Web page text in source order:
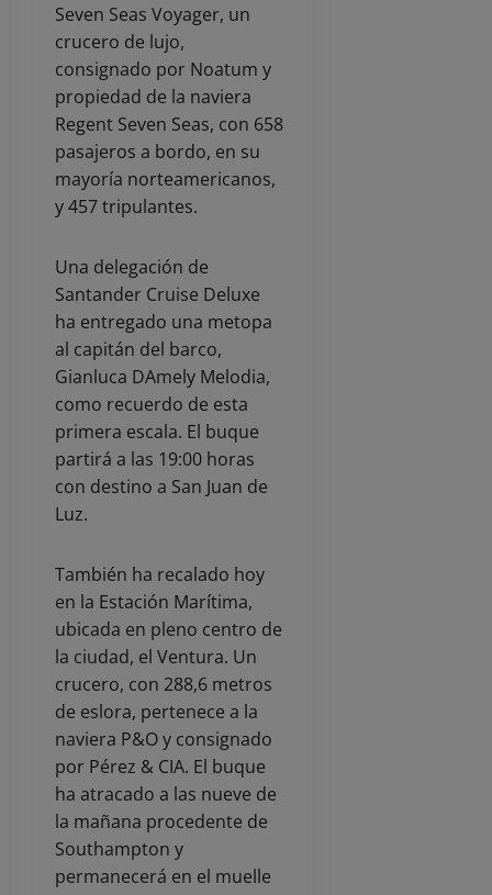
Seven Seas Voyager, un
crucero de lujo,
consignado por Noatum y
propiedad de la naviera
Regent Seven Seas, con 658
pasajeros a bordo, en su
mayoría norteamericanos,
y 457 tripulantes.
Una delegación de
Santander Cruise Deluxe
ha entregado una metopa
al capitán del barco,
Gianluca DAmely Melodia,
como recuerdo de esta
primera escala. El buque
partirá a las 19:00 horas
con destino a San Juan de
Luz.
También ha recalado hoy
en la Estación Marítima,
ubicada en pleno centro de
la ciudad, el Ventura. Un
crucero, con 288,6 metros
de eslora, pertenece a la
naviera P&O y consignado
por Pérez & CIA. El buque
ha atracado a las nueve de
la mañana procedente de
Southampton y
permanecerá en el muelle